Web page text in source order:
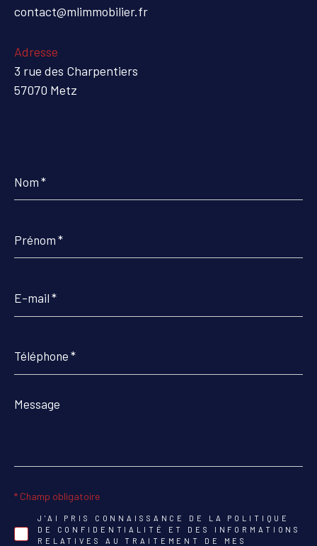
contact@mlimmobilier.fr
Adresse
3 rue des Charpentiers
57070 Metz
*
*
mail
*
Message
*
J'AI PRIS CONNAISSANCE DE LA POLITIQUE
DE CONFIDENTIALITÉ ET DES INFORMATIONS
RELATIVES AU TRAITEMENT DE MES
* Champ obligatoire